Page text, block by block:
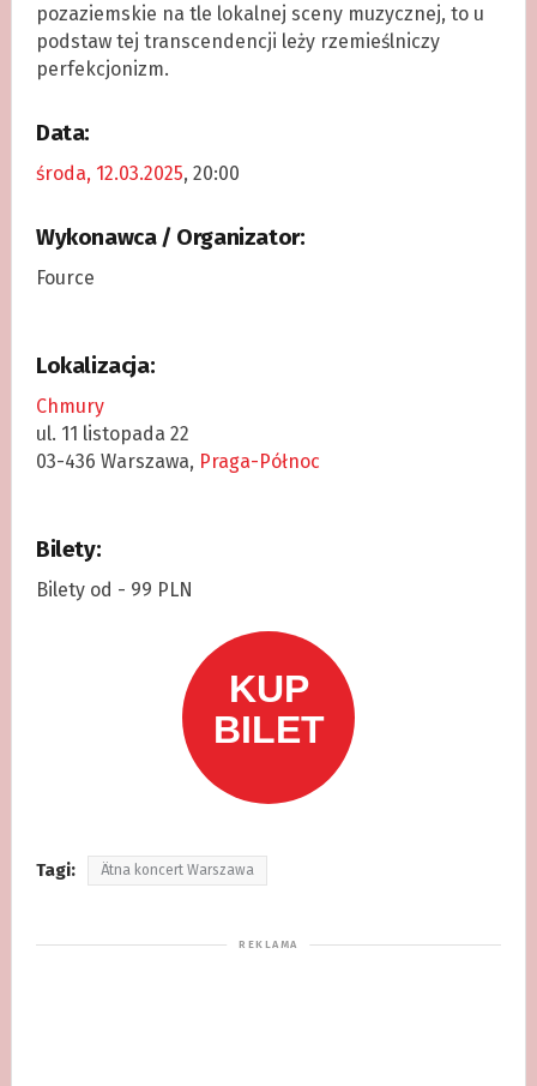
pozaziemskie na tle lokalnej sceny muzycznej, to u
podstaw tej transcendencji leży rzemieślniczy
perfekcjonizm.
Data:
środa, 12.03.2025, 20:00
Wykonawca / Organizator:
Fource
Lokalizacja:
Chmury
ul. 11 listopada 22
03-436 Warszawa, Praga-Północ
Bilety:
Bilety od - 99 PLN
Tagi: Ätna koncert Warszawa